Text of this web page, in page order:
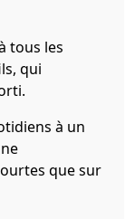
tous les
qui
à un
que sur